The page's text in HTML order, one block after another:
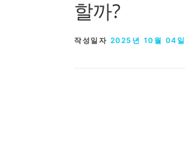
할까?
작성일자 2025년 10월 04일